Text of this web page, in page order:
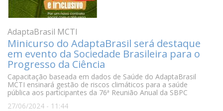
AdaptaBrasil MCTI
Minicurso do AdaptaBrasil será destaque
em evento da Sociedade Brasileira para o
Progresso da Ciência
Capacitação baseada em dados de Saúde do AdaptaBrasil
MCTI ensinará gestão de riscos climáticos para a saúde
pública aos participantes da 76ª Reunião Anual da SBPC
27/06/2024 - 11:44